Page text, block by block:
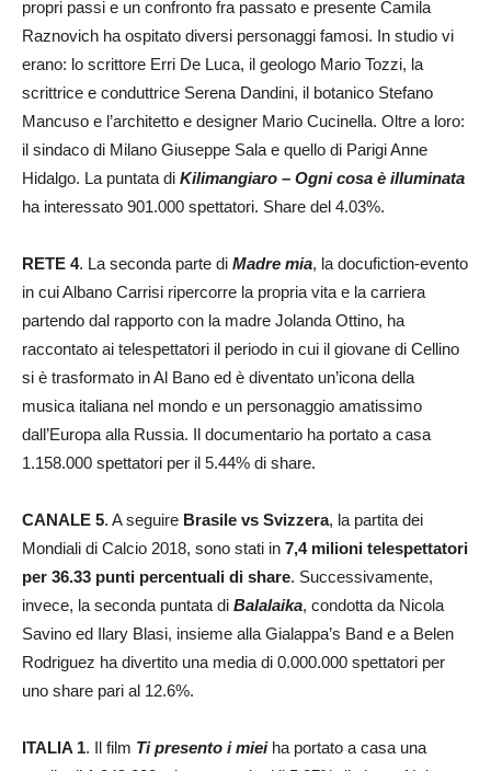
propri passi e un confronto fra passato e presente Camila
Raznovich ha ospitato diversi personaggi famosi. In studio vi
erano: lo scrittore Erri De Luca, il geologo Mario Tozzi, la
scrittrice e conduttrice Serena Dandini, il botanico Stefano
Mancuso e l’architetto e designer Mario Cucinella. Oltre a loro:
il sindaco di Milano Giuseppe Sala e quello di Parigi Anne
Hidalgo. La puntata di Kilimangiaro – Ogni cosa è illuminata
ha interessato 901.000 spettatori. Share del 4.03%.
RETE 4. La seconda parte di Madre mia, la docufiction-evento
in cui Albano Carrisi ripercorre la propria vita e la carriera
partendo dal rapporto con la madre Jolanda Ottino, ha
raccontato ai telespettatori il periodo in cui il giovane di Cellino
si è trasformato in Al Bano ed è diventato un’icona della
musica italiana nel mondo e un personaggio amatissimo
dall’Europa alla Russia. Il documentario ha portato a casa
1.158.000 spettatori per il 5.44% di share.
CANALE 5. A seguire Brasile vs Svizzera, la partita dei
Mondiali di Calcio 2018, sono stati in 7,4 milioni telespettatori
per 36.33 punti percentuali di share. Successivamente,
invece, la seconda puntata di Balalaika, condotta da Nicola
Savino ed Ilary Blasi, insieme alla Gialappa’s Band e a Belen
Rodriguez ha divertito una media di 0.000.000 spettatori per
uno share pari al 12.6%.
ITALIA 1. Il film Ti presento i mieiha portato a casa una